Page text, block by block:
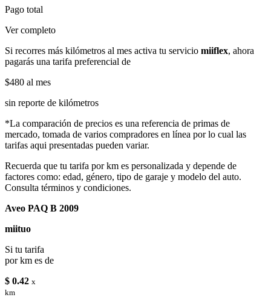
Pago total
Ver completo
Si recorres más kilómetros al mes activa tu servicio miiflex, ahora
pagarás una tarifa preferencial de
$480 al mes
sin reporte de kilómetros
*La comparación de precios es una referencia de primas de
mercado, tomada de varios compradores en línea por lo cual las
tarifas aqui presentadas pueden variar.
Recuerda que tu tarifa por km es personalizada y depende de
factores como: edad, género, tipo de garaje y modelo del auto.
Consulta términos y condiciones.
Aveo PAQ B 2009
miituo
Si tu tarifa
por km es de
$ 0.42 x
km